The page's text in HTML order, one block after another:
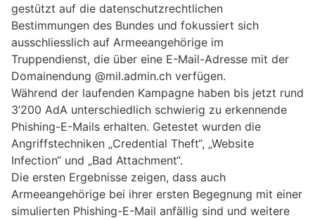
gestützt auf die datenschutzrechtlichen
Bestimmungen des Bundes und fokussiert sich
ausschliesslich auf Armeeangehörige im
Truppendienst, die über eine E-Mail-Adresse mit der
Domainendung @mil.admin.ch verfügen.
Während der laufenden Kampagne haben bis jetzt rund
3’200 AdA unterschiedlich schwierig zu erkennende
Phishing-E-Mails erhalten. Getestet wurden die
Angriffstechniken „Credential Theft“, „Website
Infection“ und „Bad Attachment“.
Die ersten Ergebnisse zeigen, dass auch
Armeeangehörige bei ihrer ersten Begegnung mit einer
simulierten Phishing-E-Mail anfällig sind und weitere